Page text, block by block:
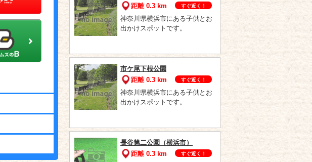
距離 0.3 km
すぐ近く！
神奈川県横浜市にある子供とお
出かけスポットです。
市ケ尾下根公園
距離 0.3 km
すぐ近く！
神奈川県横浜市にある子供とお
出かけスポットです。
長谷第二公園（横浜市）
距離 0.3 km
すぐ近く！